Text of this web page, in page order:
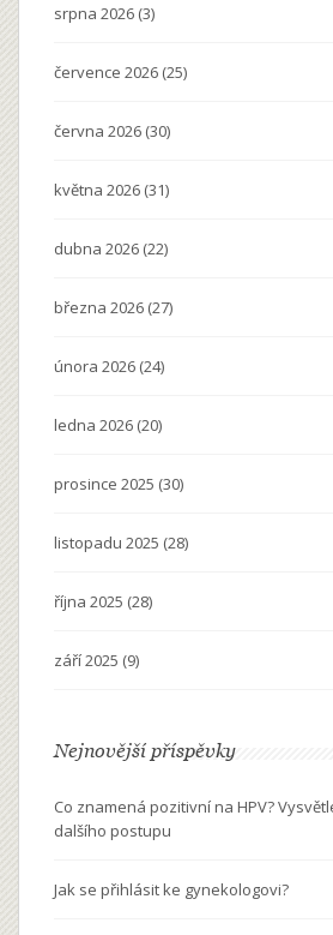
srpna 2026 (3)
července 2026 (25)
června 2026 (30)
května 2026 (31)
dubna 2026 (22)
března 2026 (27)
února 2026 (24)
ledna 2026 (20)
prosince 2025 (30)
listopadu 2025 (28)
října 2025 (28)
září 2025 (9)
Nejnovější příspěvky
Co znamená pozitivní na HPV?
dalšího postupu
Jak se přihlásit ke gynekologovi?